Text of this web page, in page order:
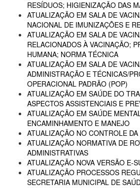
RESÍDUOS; HIGIENIZAÇÃO DAS
ATUALIZAÇÃO EM SALA DE
NACIONAL DE IMUNIZAÇÕES E
ATUALIZAÇÃO EM SALA DE
RELACIONADOS À VACINAÇÃO;
HUMANA; NORMA TÉCNICA
ATUALIZAÇÃO EM SALA DE
ADMINISTRAÇÃO E TÉCNICAS/
OPERACIONAL PADRÃO (POP)
ATUALIZAÇÃO EM SAÚDE DO
ASPECTOS ASSISTENCIAIS E
ATUALIZAÇÃO EM SAÚDE
ENCAMINHAMENTO E MANEJO
ATUALIZAÇÃO NO CONTROLE
ATUALIZAÇÃO NORMATIVA DE
ADMINISTRATIVAS
ATUALIZAÇÃO NOVA VERSÃO E-
ATUALIZAÇÃO PROCESSOS
SECRETARIA MUNICIPAL DE